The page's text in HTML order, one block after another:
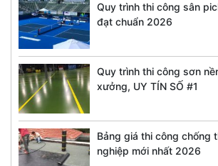
Quy trình thi công sân
đạt chuẩn 2026
Quy trình thi công sơn
xưởng, UY TÍN SỐ #1
Bảng giá thi công chống
nghiệp mới nhất 2026